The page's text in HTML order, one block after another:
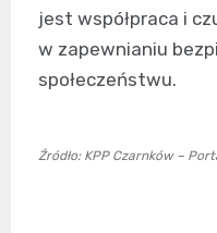
jest współpraca i
w zapewnianiu
społeczeństwu.
Źródło: KPP Czarnków –